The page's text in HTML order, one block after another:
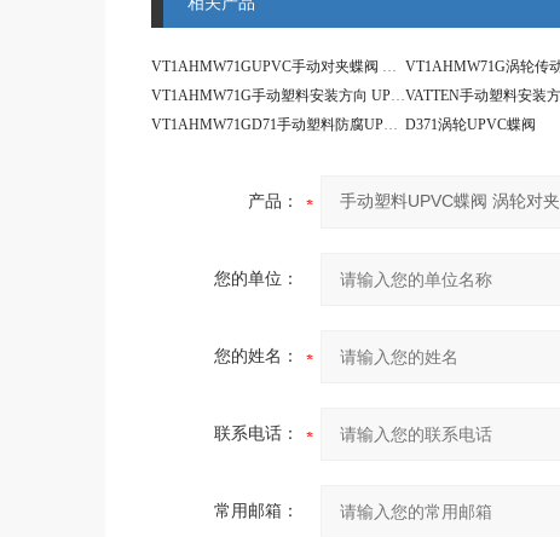
VT1AHMW71GUPVC手动对夹蝶阀 进口PVC塑料蝶阀
VT1AHMW71G手动塑料安装方向 UPVC蝶阀操作说明
VT1AHMW71GD71手动塑料防腐UPVC蝶阀 D371涡轮UPVC蝶阀
产品：
您的单位：
您的姓名：
联系电话：
常用邮箱：